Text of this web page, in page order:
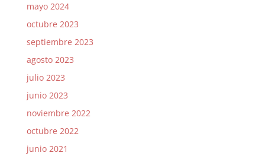
mayo 2024
octubre 2023
septiembre 2023
agosto 2023
julio 2023
junio 2023
noviembre 2022
octubre 2022
junio 2021